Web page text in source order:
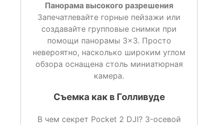
Панорама высокого разрешения
Запечатлевайте горные пейзажи или
создавайте групповые снимки при
помощи панорамы 3×3. Просто
невероятно, насколько широким углом
обзора оснащена столь миниатюрная
камера.
Съемка как в Голливуде
В чем секрет Pocket 2 DJI? 3-осевой